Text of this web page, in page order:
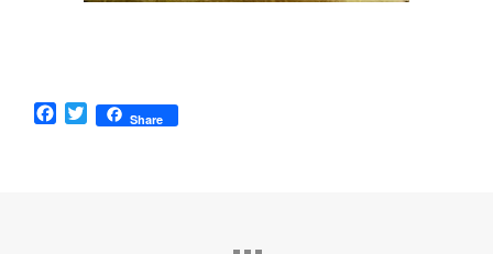
Facebook
TwitterShare